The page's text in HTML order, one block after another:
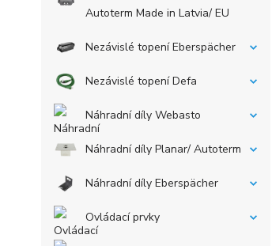
Autoterm Made in Latvia/ EU
Nezávislé topení Eberspächer
Nezávislé topení Defa
Náhradní díly Webasto
Náhradní díly Planar/ Autoterm
Náhradní díly Eberspächer
Ovládací prvky